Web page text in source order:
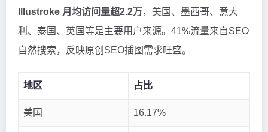
Illustroke 月均访问量超2.2万，美国、墨西哥、意大
利、泰国、英国等是主要用户来源。41%流量来自SEO
自然搜索，反映原创SEO插图需求旺盛。
地区 占比
美国 16.17%